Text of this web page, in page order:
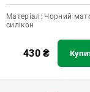
Матеріал: Чорний
силікон
430₴